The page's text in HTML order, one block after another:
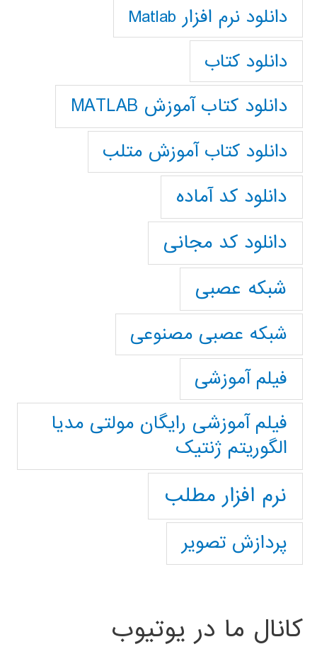
دانلود نرم افزار Matlab
دانلود کتاب
دانلود کتاب آموزش MATLAB
دانلود کتاب آموزش متلب
دانلود کد آماده
دانلود کد مجانی
شبکه عصبی
شبکه عصبی مصنوعی
فیلم آموزشی
فیلم آموزشی رایگان مولتی مدیا
الگوریتم ژنتیک
نرم افزار مطلب
پردازش تصویر
کانال ما در یوتیوب